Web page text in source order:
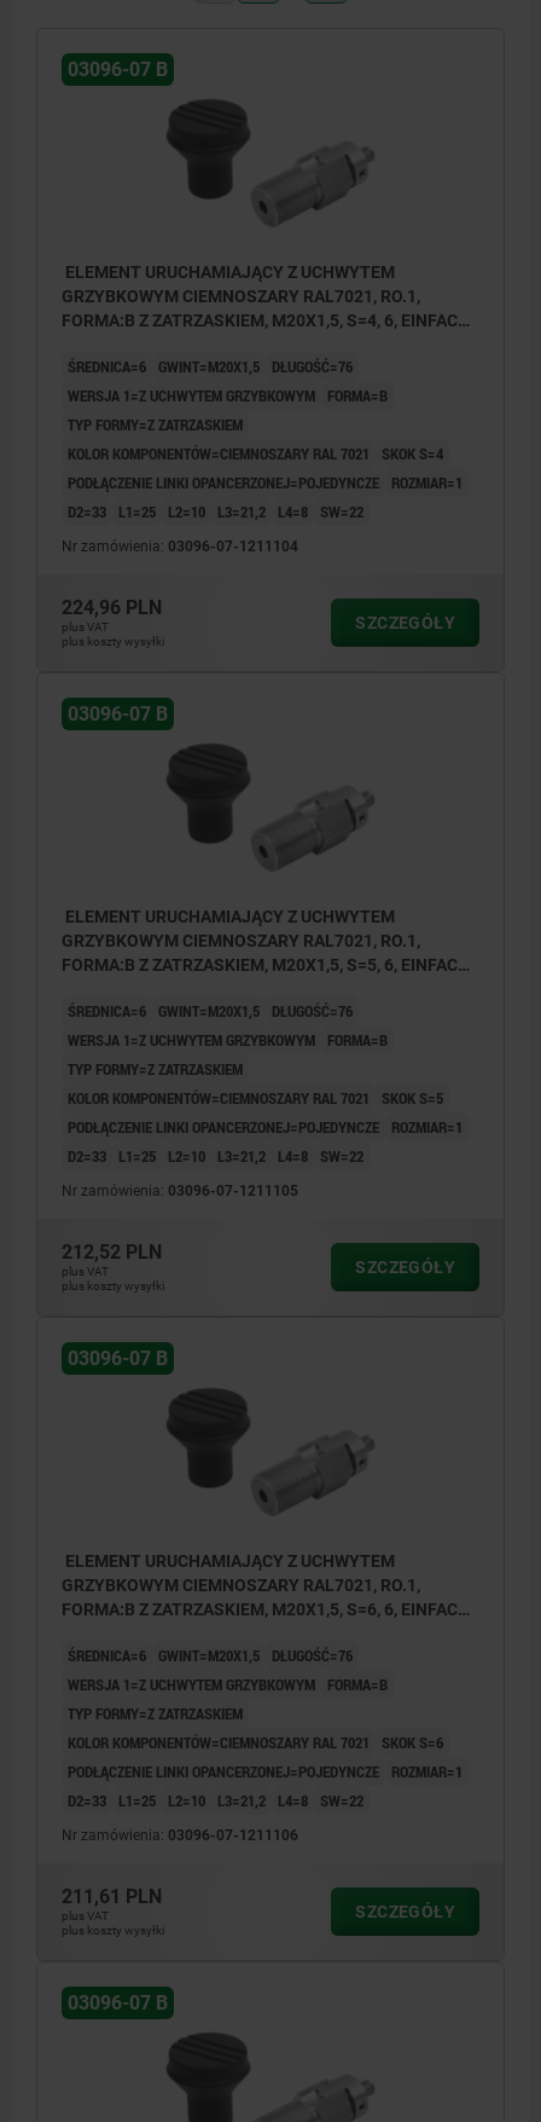
1) połączenie linki opancerzonej pojedyncze
3) połączenie linki opancerzonej pojedyncze
03096-07 B
ELEMENT URUCHAMIAJĄCY Z UCHWYTEM
GRZYBKOWYM CIEMNOSZARY RAL7021, RO.1,
FORMA:B Z ZATRZASKIEM, M20X1,5, S=4, 6, EINFACH,
ŚREDNICA=6 GWINT=M20X1,5
DŁUGOŚĆ=76
WERSJA 1=Z UCHWYTEM GRZYBKOWYM
FORMA=B
TYP FORMY=Z ZATRZASKIEM
KOLOR KOMPONENTÓW=CIEMNOSZARY RAL 7021
SKOK S=4
PODŁĄCZENIE LINKI OPANCERZONEJ=POJEDYNCZE
ROZMIAR=1
D2=33
L1=25 L2=10 L3=21,2 L4=8 SW=22
Nr zamówienia: 03096-07-1211104
224,96 PLN
plus VAT
plus koszty wysyłki
SZCZEGÓŁY
03096-07 B
ELEMENT URUCHAMIAJĄCY Z UCHWYTEM
GRZYBKOWYM CIEMNOSZARY RAL7021, RO.1,
FORMA:B Z ZATRZASKIEM, M20X1,5, S=5, 6, EINFACH,
ŚREDNICA=6 GWINT=M20X1,5
DŁUGOŚĆ=76
WERSJA 1=Z UCHWYTEM GRZYBKOWYM
FORMA=B
TYP FORMY=Z ZATRZASKIEM
KOLOR KOMPONENTÓW=CIEMNOSZARY RAL 7021
SKOK S=5
PODŁĄCZENIE LINKI OPANCERZONEJ=POJEDYNCZE
ROZMIAR=1
D2=33
L1=25 L2=10 L3=21,2 L4=8 SW=22
Nr zamówienia: 03096-07-1211105
212,52 PLN
plus VAT
plus koszty wysyłki
SZCZEGÓŁY
03096-07 B
ELEMENT URUCHAMIAJĄCY Z UCHWYTEM
GRZYBKOWYM CIEMNOSZARY RAL7021, RO.1,
FORMA:B Z ZATRZASKIEM, M20X1,5, S=6, 6, EINFACH,
ŚREDNICA=6 GWINT=M20X1,5
DŁUGOŚĆ=76
WERSJA 1=Z UCHWYTEM GRZYBKOWYM
FORMA=B
TYP FORMY=Z ZATRZASKIEM
KOLOR KOMPONENTÓW=CIEMNOSZARY RAL 7021
SKOK S=6
PODŁĄCZENIE LINKI OPANCERZONEJ=POJEDYNCZE
ROZMIAR=1
D2=33
L1=25 L2=10 L3=21,2 L4=8 SW=22
Nr zamówienia: 03096-07-1211106
211,61 PLN
plus VAT
plus koszty wysyłki
SZCZEGÓŁY
03096-07 B